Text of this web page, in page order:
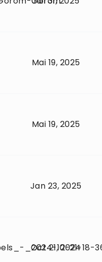
Mai 19, 2025
Mai 19, 2025
Jan 23, 2025
_2024-10-21-18-
Oct 21, 2024